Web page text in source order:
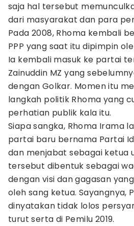
saja hal tersebut
dari masyarakat dan para
Pada 2008, Rhoma kembali
PPP yang saat itu dipimpin
Ia kembali masuk ke partai
Zainuddin MZ yang
dengan Golkar. Momen itu
langkah politik Rhoma yang
perhatian publik kala itu.
Siapa sangka, Rhoma Irama
partai baru bernama Partai
dan menjabat sebagai ketua
tersebut dibentuk sebagai
dengan visi dan gagasan
oleh sang ketua. Sayangnya,
dinyatakan tidak lolos
turut serta di Pemilu 2019.